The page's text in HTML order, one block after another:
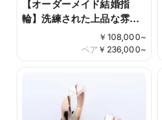
【オーダーメイド結婚指
輪】洗練された上品な雰囲
￥ 108,000~
￥ 236,000~
ペア